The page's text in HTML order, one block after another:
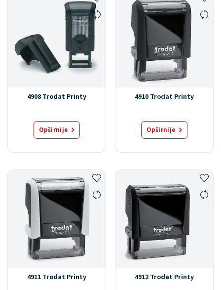
4908 Trodat Printy
Opširnije
4910 Trodat Printy
Opširnije
4911 Trodat Printy 4912 Trodat Printy